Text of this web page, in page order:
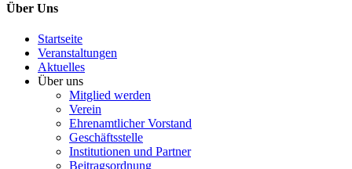
Über Uns
Startseite
Veranstaltungen
Aktuelles
Über uns
Mitglied werden
Verein
Ehrenamtlicher Vorstand
Geschäftsstelle
Institutionen und Partner
Beitragsordnung